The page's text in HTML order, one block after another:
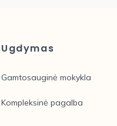
Ugdymas
Gamtosauginė mokykla
Kompleksinė pagalba